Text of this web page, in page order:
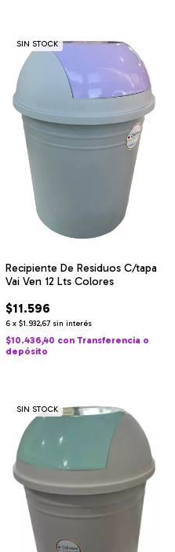
SIN STOCK
Recipiente De Residuos C/tapa
Vai Ven 12 Lts Colores
$11.596
6 x $1.932,67 sin interés
$10.436,40 con Transferencia o
depósito
SIN STOCK